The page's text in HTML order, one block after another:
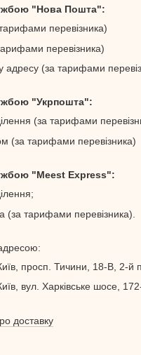
"Нова Пошта":
перевізника)
перевізника)
адресу (за тарифами
"Укрпошта":
(за тарифами
(за тарифами перевізника)
"Meest Express":
(за тарифами перевізника).
просп. Тичини, 18-В, 2-й
вул. Харківське шосе,
доставку